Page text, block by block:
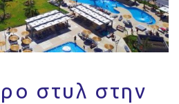
στυλ στην